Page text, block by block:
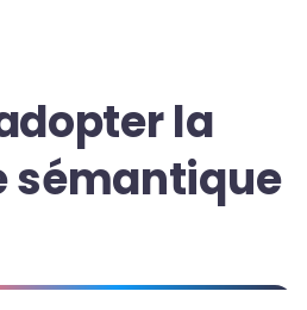
la
sémantique